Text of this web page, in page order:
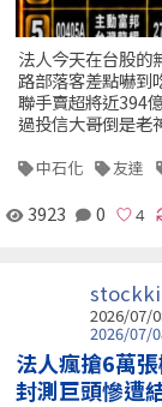
法人今天在台股的
路部落客差點嚇到
聯手賣超將近394
過投信大哥倒是老
中石化 友達
3923 0
2026/07/
2026/07/
法人瘋搶6萬
封測巨頭慘遭